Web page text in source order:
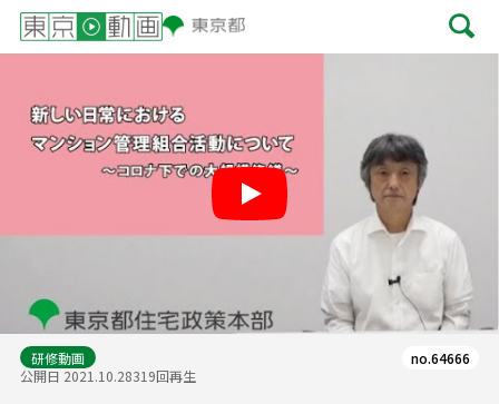
研修動画
公開日 2021.10.28319回再生
no.64666